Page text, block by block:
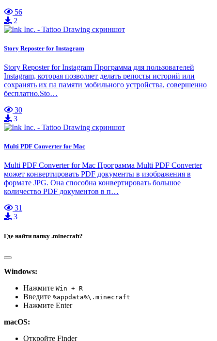
56
2
Story Reposter for Instagram
Story Reposter for Instagram Программа для пользователей
Instagram, которая позволяет делать репосты историй или
сохранять их па памяти мобильного устройства, совершенно
бесплатно.Sto…
30
3
Multi PDF Converter for Mac
Multi PDF Converter for Mac Программа Multi PDF Converter
может конвертировать PDF документы в изображения в
формате JPG. Она способна конвертировать большое
количество PDF документов в п…
31
3
Где найти папку .minecraft?
Windows:
Нажмите Win + R
Введите %appdata%\.minecraft
Нажмите Enter
macOS:
Откройте Finder